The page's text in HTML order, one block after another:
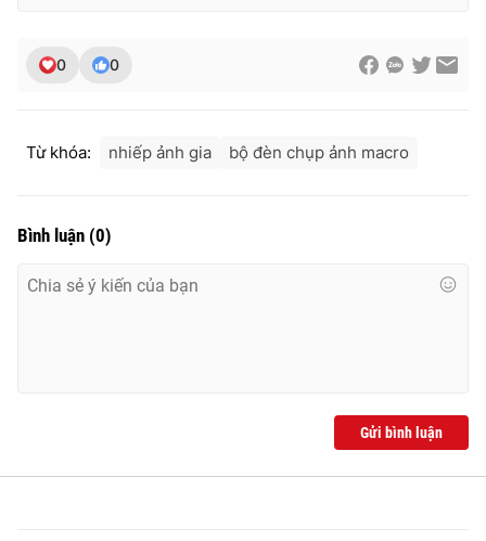
VTV9 VTV8
Liên hệ tòa soạn
0 0
Từ khóa: nhiếp ảnh gia bộ đèn chụp ảnh macro
Bình luận (0)
Gửi bình luận